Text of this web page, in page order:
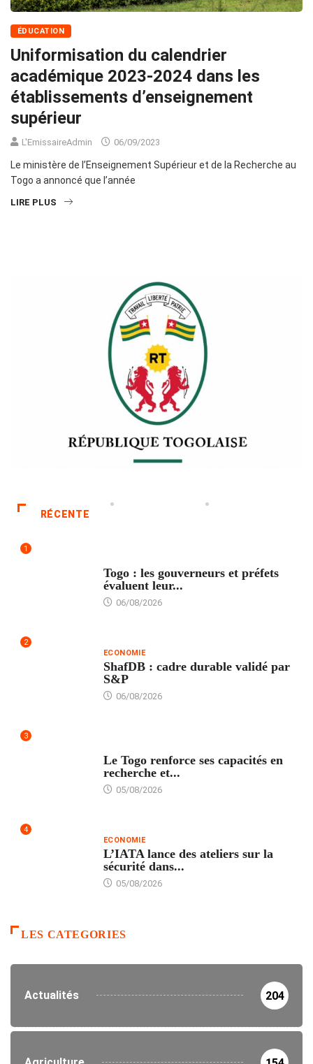
ÉDUCATION
Uniformisation du calendrier
académique 2023-2024 dans les
établissements d’enseignement
supérieur
L'EmissaireAdmin 06/09/2023
Le ministère de l’Enseignement Supérieur et de la Recherche au
Togo a annoncé que l’année
LIRE PLUS
RÉCENTE
1
Togo : les gouverneurs et préfets
évaluent leur...
06/08/2026
2
ECONOMIE
ShafDB : cadre durable validé par
S&P
06/08/2026
3
Le Togo renforce ses capacités en
recherche et...
05/08/2026
4
ECONOMIE
L’IATA lance des ateliers sur la
sécurité dans...
05/08/2026
LES CATEGORIES
Actualités 204